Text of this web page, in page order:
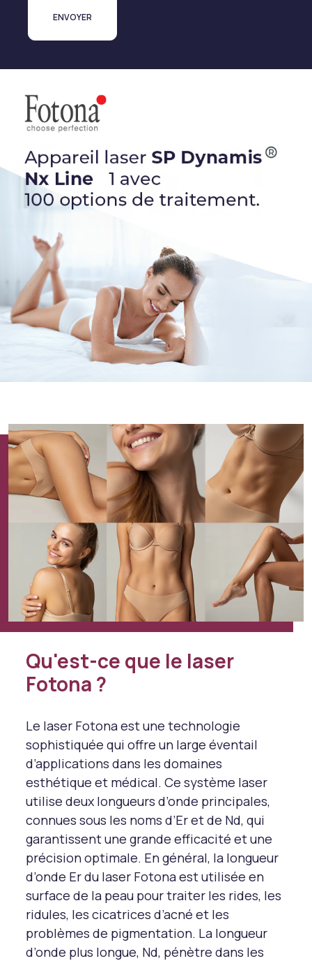
Qu'est-ce que le laser
Fotona ?
Le laser Fotona est une technologie
sophistiquée qui offre un large éventail
d’applications dans les domaines
esthétique et médical. Ce système laser
utilise deux longueurs d’onde principales,
connues sous les noms d’Er et de Nd, qui
garantissent une grande efficacité et une
précision optimale. En général, la longueur
d’onde Er du laser Fotona est utilisée en
surface de la peau pour traiter les rides, les
ridules, les cicatrices d’acné et les
problèmes de pigmentation. La longueur
d’onde plus longue, Nd, pénètre dans les